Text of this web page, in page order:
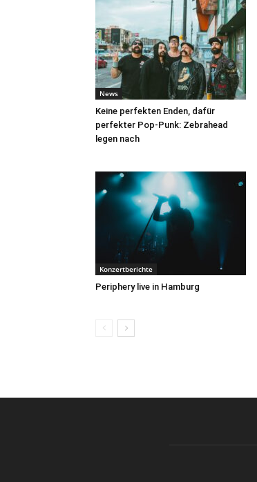
News
Keine perfekten Enden, dafür
perfekter Pop-Punk: Zebrahead
legen nach
Konzertberichte
Periphery live in Hamburg